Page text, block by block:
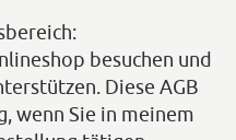
besuchen und
Diese AGB
wenn Sie in meinem